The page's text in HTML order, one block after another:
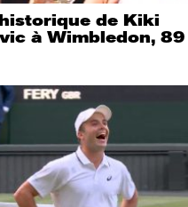
historique de Kiki
à Wimbledon,